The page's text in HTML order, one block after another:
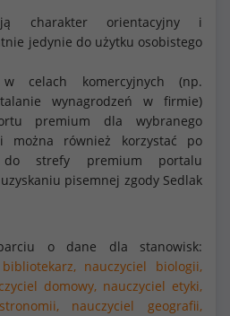
charakter orientacyjny i
jedynie do użytku osobistego
w celach komercyjnych (np.
wynagrodzeń w firmie)
premium dla wybranego
można również korzystać po
do strefy premium portalu
pisemnej zgody Sedlak
o dane dla stanowisk:
nauczyciel biologii,
domowy, nauczyciel etyki,
nauczyciel geografii,